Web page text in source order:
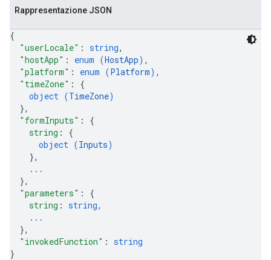
Rappresentazione JSON
{
"userLocale" : string,
"hostApp" : enum (HostApp) ,
"platform" : enum (Platform) ,
"timeZone" : {
object (TimeZone)
},
"formInputs" : {
string : {
object (Inputs)
},
...
},
"parameters" : {
string : string,
...
},
"invokedFunction" : string
}